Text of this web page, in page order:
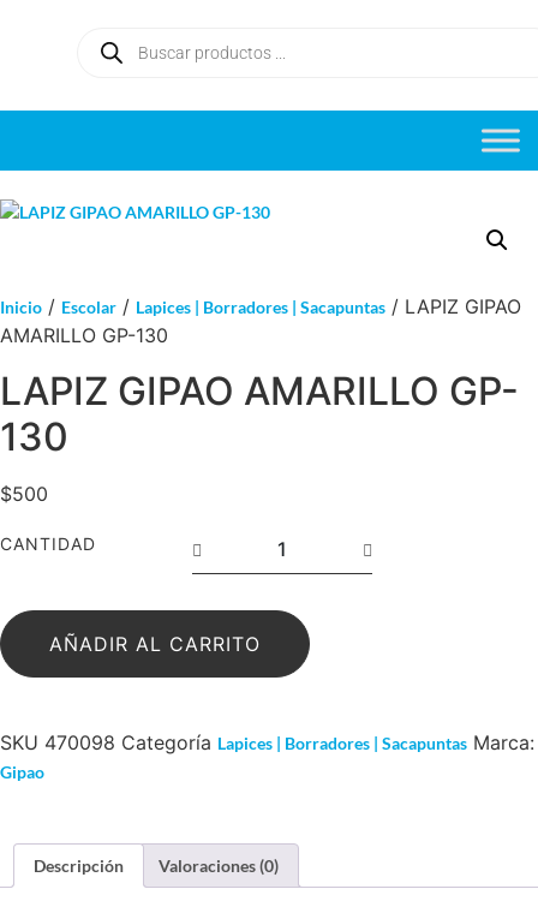
Inicio / Escolar / Lapices | Borradores | Sacapuntas / LAPIZ GIPAO
AMARILLO GP-130
LAPIZ GIPAO AMARILLO GP-
130
$500
CANTIDAD
AÑADIR AL CARRITO
SKU 470098 Categoría Lapices | Borradores | Sacapuntas Marca:
Gipao
Descripción Valoraciones (0)